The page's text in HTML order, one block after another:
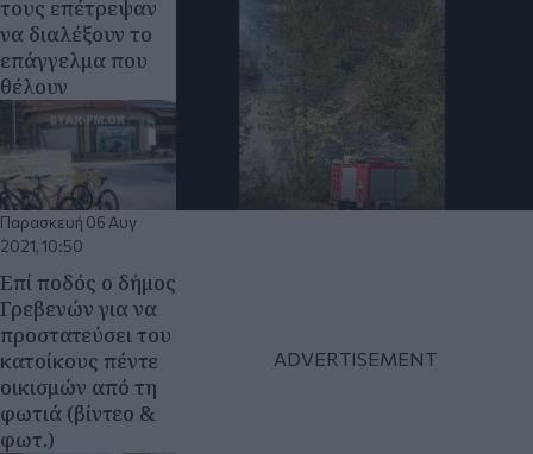
τους επέτρεψαν
να διαλέξουν το
επάγγελμα που
θέλουν
Παρασκευή 06 Αυγ
2021, 10:50
Επί ποδός ο δήμος
Γρεβενών για να
προστατεύσει του
κατοίκους πέντε
οικισμών από τη
φωτιά (βίντεο &
φωτ.)